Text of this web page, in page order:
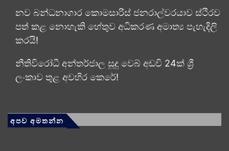
නව බන්ධනාගාර කොමසාරිස් ජනරාල්වරයාව ස්ථිරව
පත් කළ නොහැකි හේතුව අධිකරණ අමාත්‍ය පැහැදිලි
කරයි!
නීතිවිරෝධී අන්තර්ජාල සූදු වෙබ් අඩවි 24ක් ශ්‍රී
ලංකාව තුළ අවහිර කෙරේ!
අපව අමතන්න